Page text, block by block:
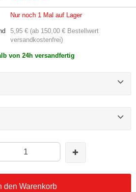
Nur noch 1 Mal auf Lager
5,95 € (ab 150,00 € Bestellwert
versandkostenfrei)
von 24h versandfertig
den Warenkorb